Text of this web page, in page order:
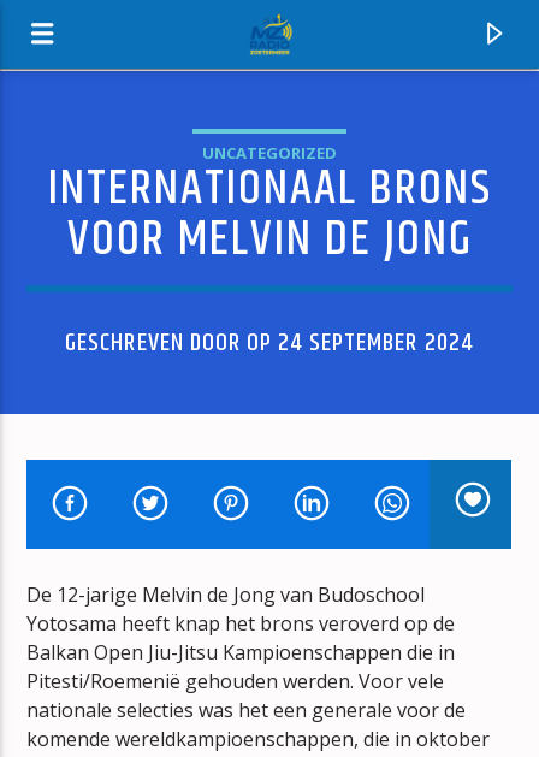
MZ-RADIO
HUIDIG NUMMER
DE CONNECTIE
DE RUITER
UNCATEGORIZED
INTERNATIONAAL BRONS
VOOR MELVIN DE JONG
GESCHREVEN DOOR OP 24 SEPTEMBER 2024
De 12-jarige Melvin de Jong van Budoschool
Yotosama heeft knap het brons veroverd op de
Balkan Open Jiu-Jitsu Kampioenschappen die in
Pitesti/Roemenië gehouden werden. Voor vele
nationale selecties was het een generale voor de
komende wereldkampioenschappen, die in oktober